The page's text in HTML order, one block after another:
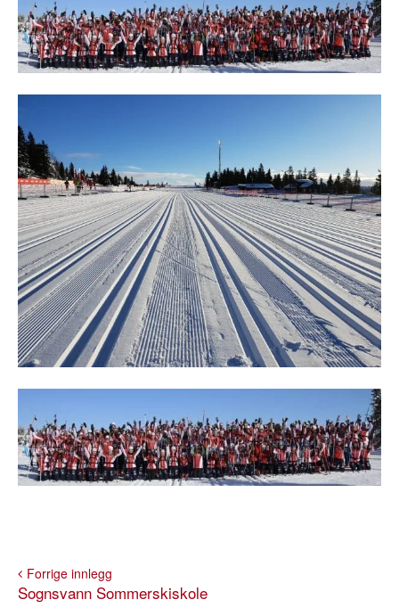
Forrige innlegg
Sognsvann Sommerskiskole